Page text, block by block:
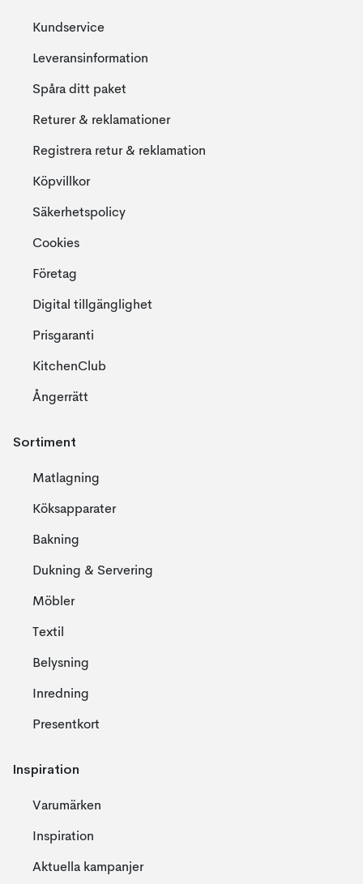
Kundservice
Leveransinformation
Spåra ditt paket
Returer & reklamationer
Registrera retur & reklamation
Köpvillkor
Säkerhetspolicy
Cookies
Företag
Digital tillgänglighet
Prisgaranti
KitchenClub
Ångerrätt
Sortiment
Matlagning
Köksapparater
Bakning
Dukning & Servering
Möbler
Textil
Belysning
Inredning
Presentkort
Inspiration
Varumärken
Inspiration
Aktuella kampanjer